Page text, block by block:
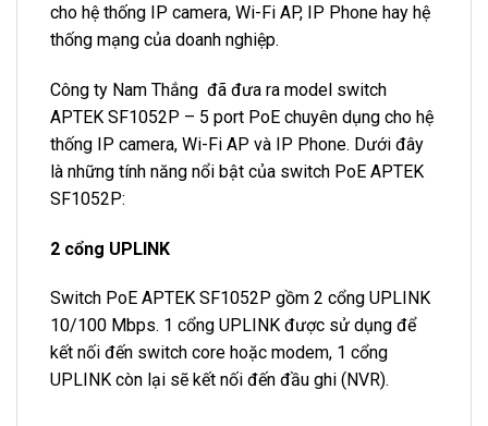
cho hệ thống IP camera, Wi-Fi AP, IP Phone hay hệ
thống mạng của doanh nghiệp.
Công ty Nam Thắng đã đưa ra model switch
APTEK SF1052P – 5 port PoE chuyên dụng cho hệ
thống IP camera, Wi-Fi AP và IP Phone. Dưới đây
là những tính năng nổi bật của switch PoE APTEK
SF1052P:
2 cổng UPLINK
Switch PoE APTEK SF1052P gồm 2 cổng UPLINK
10/100 Mbps. 1 cổng UPLINK được sử dụng để
kết nối đến switch core hoặc modem, 1 cổng
UPLINK còn lại sẽ kết nối đến đầu ghi (NVR).